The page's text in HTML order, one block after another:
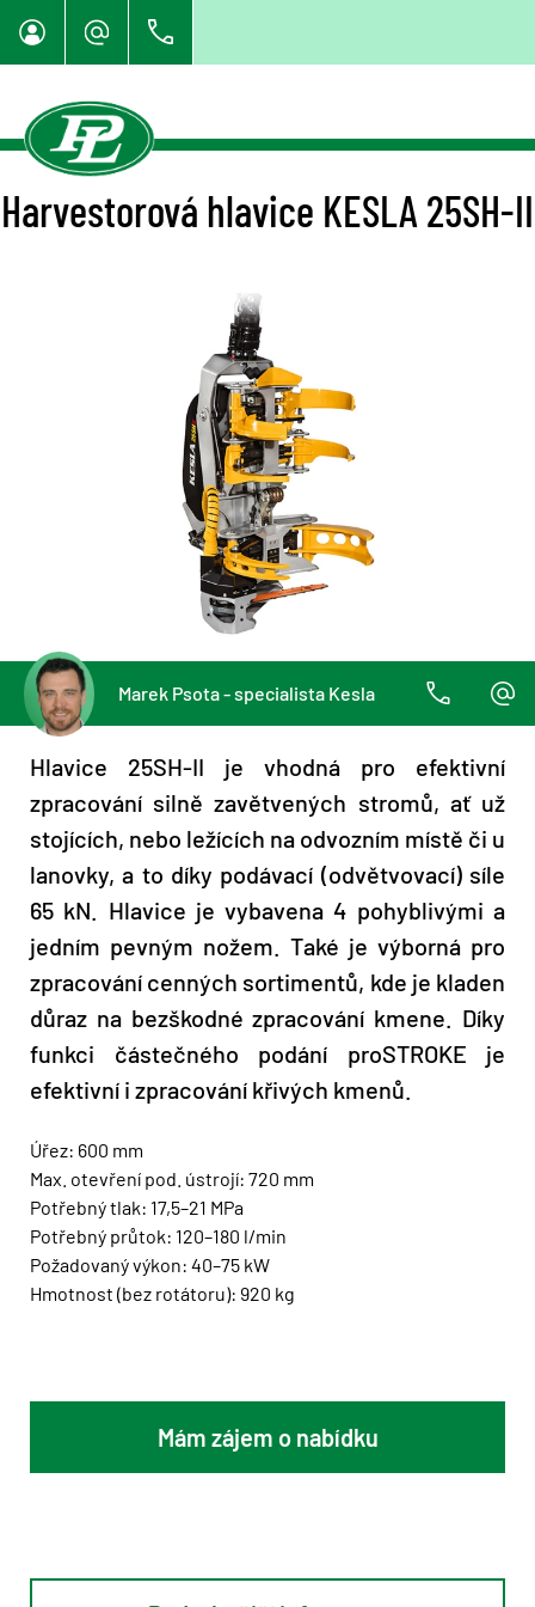
Harvestorová hlavice KESLA 25SH-II
Marek Psota - specialista Kesla
Hlavice 25SH-II je vhodná pro efektivní
zpracování silně zavětvených stromů, ať už
stojících, nebo ležících na odvozním místě či u
lanovky, a to díky podávací (odvětvovací) síle
65 kN. Hlavice je vybavena 4 pohyblivými a
jedním pevným nožem. Také je výborná pro
zpracování cenných sortimentů, kde je kladen
důraz na bezškodné zpracování kmene. Díky
funkci částečného podání proSTROKE je
efektivní i zpracování křivých kmenů.
Úřez: 600 mm
Max. otevření pod. ústrojí: 720 mm
Potřebný tlak: 17,5–21 MPa
Potřebný průtok: 120–180 l/min
Požadovaný výkon: 40–75 kW
Hmotnost (bez rotátoru): 920 kg
Mám zájem o nabídku